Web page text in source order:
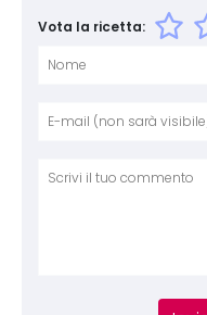
Vota la ricetta: